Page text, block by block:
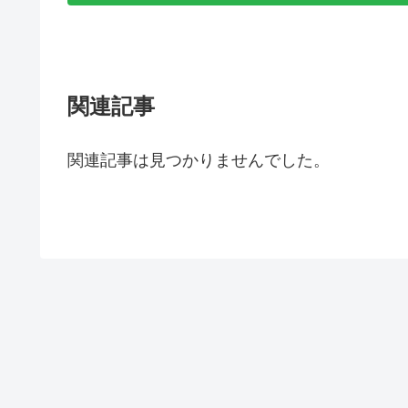
関連記事
関連記事は見つかりませんでした。